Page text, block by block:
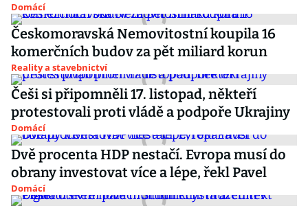
Domácí
Českomoravská Nemovitostní koupila 16
komerčních budov za pět miliard korun
Reality a stavebnictví
Češi si připomněli 17. listopad, někteří
protestovali proti vládě a podpoře Ukrajiny
Domácí
Dvě procenta HDP nestačí. Evropa musí do
obrany investovat více a lépe, řekl Pavel
Domácí